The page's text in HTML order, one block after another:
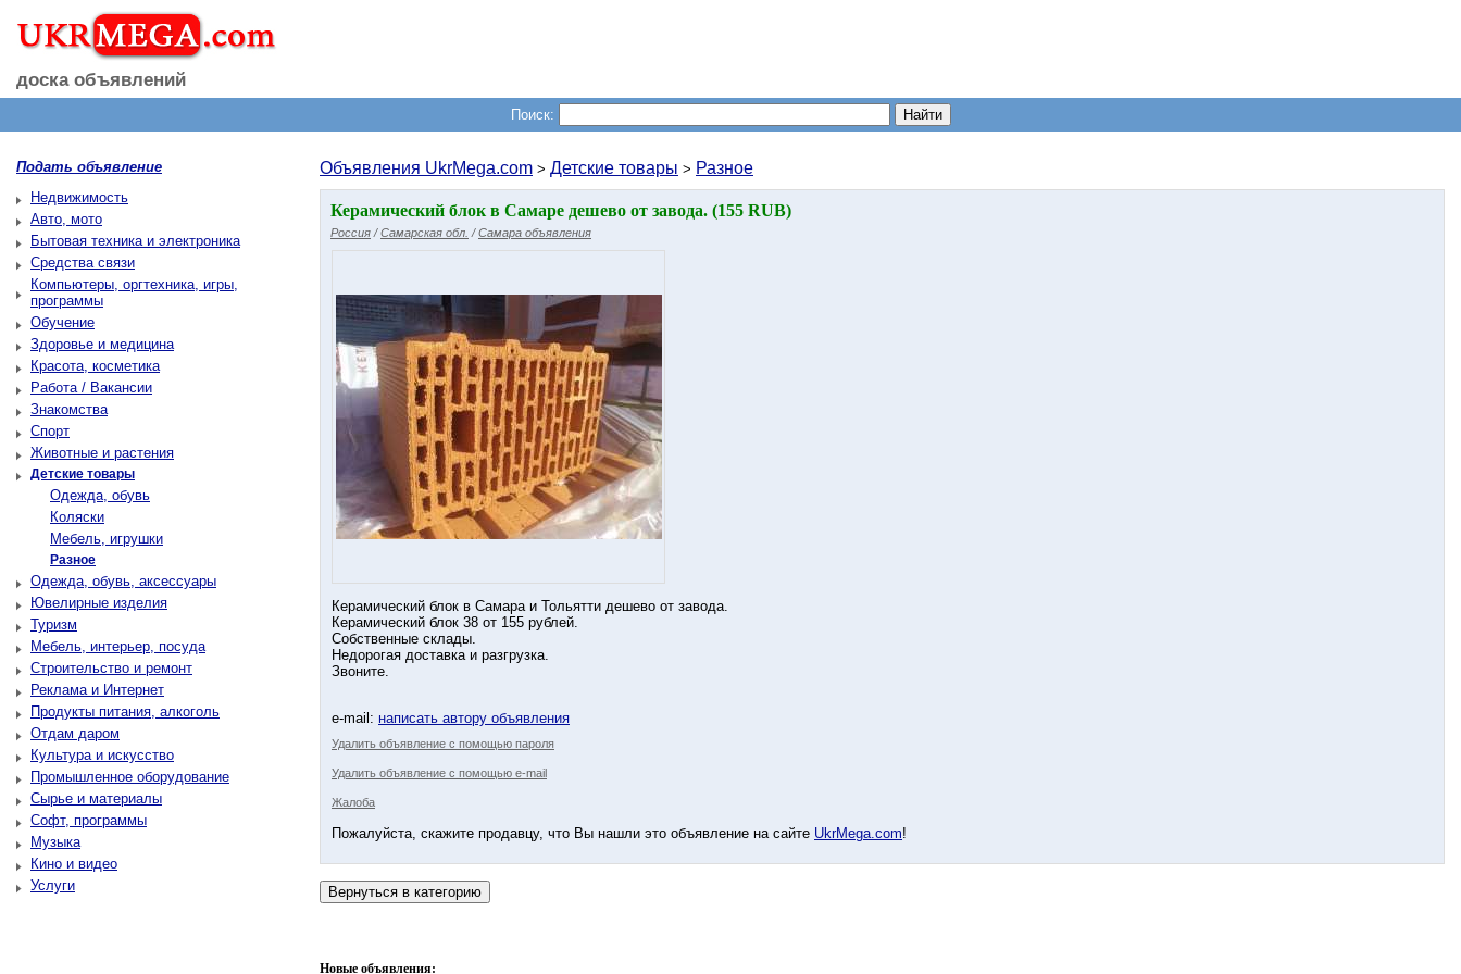
доска объявлений
Поиск:
Подать объявление
Недвижимость
Авто, мото
Бытовая техника и электроника
Средства связи
Компьютеры, оргтехника, игры,
программы
Обучение
Здоровье и медицина
Красота, косметика
Работа / Вакансии
Знакомства
Спорт
Животные и растения
Детские товары
Одежда, обувь
Коляски
Мебель, игрушки
Разное
Одежда, обувь, аксессуары
Ювелирные изделия
Туризм
Мебель, интерьер, посуда
Строительство и ремонт
Реклама и Интернет
Продукты питания, алкоголь
Отдам даром
Культура и искусство
Промышленное оборудование
Сырье и материалы
Софт, программы
Музыка
Кино и видео
Услуги
Объявления UkrMega.com > Детские товары > Разное
Керамический блок в Самаре дешево от завода. (155 RUB)
Россия /Самарская обл. /Самара объявления
Керамический блок в Самара и Тольятти дешево от завода.
Керамический блок 38 от 155 рублей.
Собственные склады.
Недорогая доставка и разгрузка.
Звоните.
e-mail: написать автору объявления
Удалить объявление с помощью пароля
Удалить объявление с помощью e-mail
Жалоба
Пожалуйста, скажите продавцу, что Вы нашли это объявление на сайте UkrMega.com!
Новые объявления: